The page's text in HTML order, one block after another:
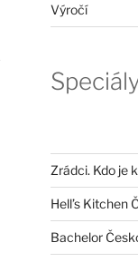
Výročí
Zrádci. Kdo je
Hell’s Kitchen
Bachelor